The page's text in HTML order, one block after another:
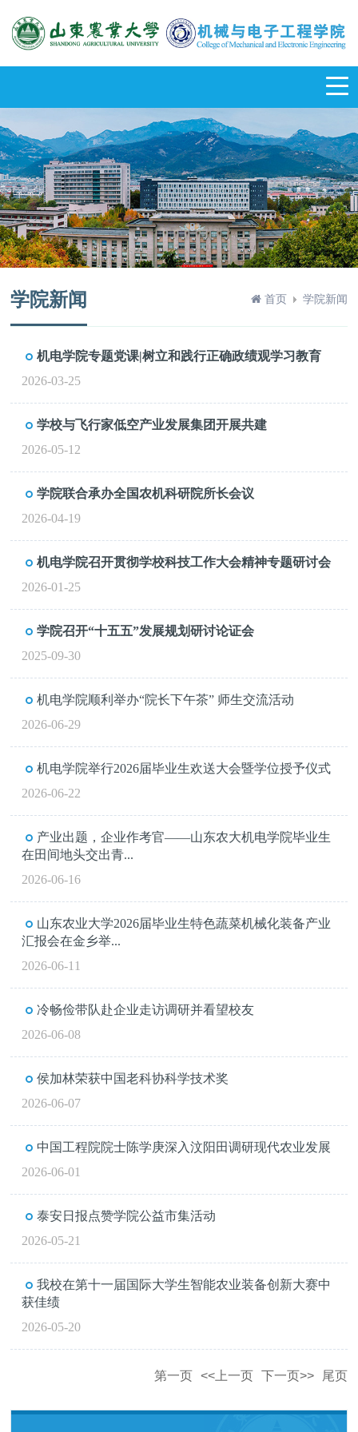
学院新闻 首页 学院新闻
机电学院专题党课|树立和践行正确政绩观学习教育
2026-03-25
学校与飞行家低空产业发展集团开展共建
2026-05-12
学院联合承办全国农机科研院所长会议
2026-04-19
机电学院召开贯彻学校科技工作大会精神专题研讨会
2026-01-25
学院召开“十五五”发展规划研讨论证会
2025-09-30
机电学院顺利举办“院长下午茶” 师生交流活动
2026-06-29
机电学院举行2026届毕业生欢送大会暨学位授予仪式
2026-06-22
产业出题，企业作考官——山东农大机电学院毕业生
在田间地头交出青...
2026-06-16
山东农业大学2026届毕业生特色蔬菜机械化装备产业
汇报会在金乡举...
2026-06-11
冷畅俭带队赴企业走访调研并看望校友
2026-06-08
侯加林荣获中国老科协科学技术奖
2026-06-07
中国工程院院士陈学庚深入汶阳田调研现代农业发展
2026-06-01
泰安日报点赞学院公益市集活动
2026-05-21
我校在第十一届国际大学生智能农业装备创新大赛中
获佳绩
2026-05-20
第一页 <<上一页 下一页>> 尾页